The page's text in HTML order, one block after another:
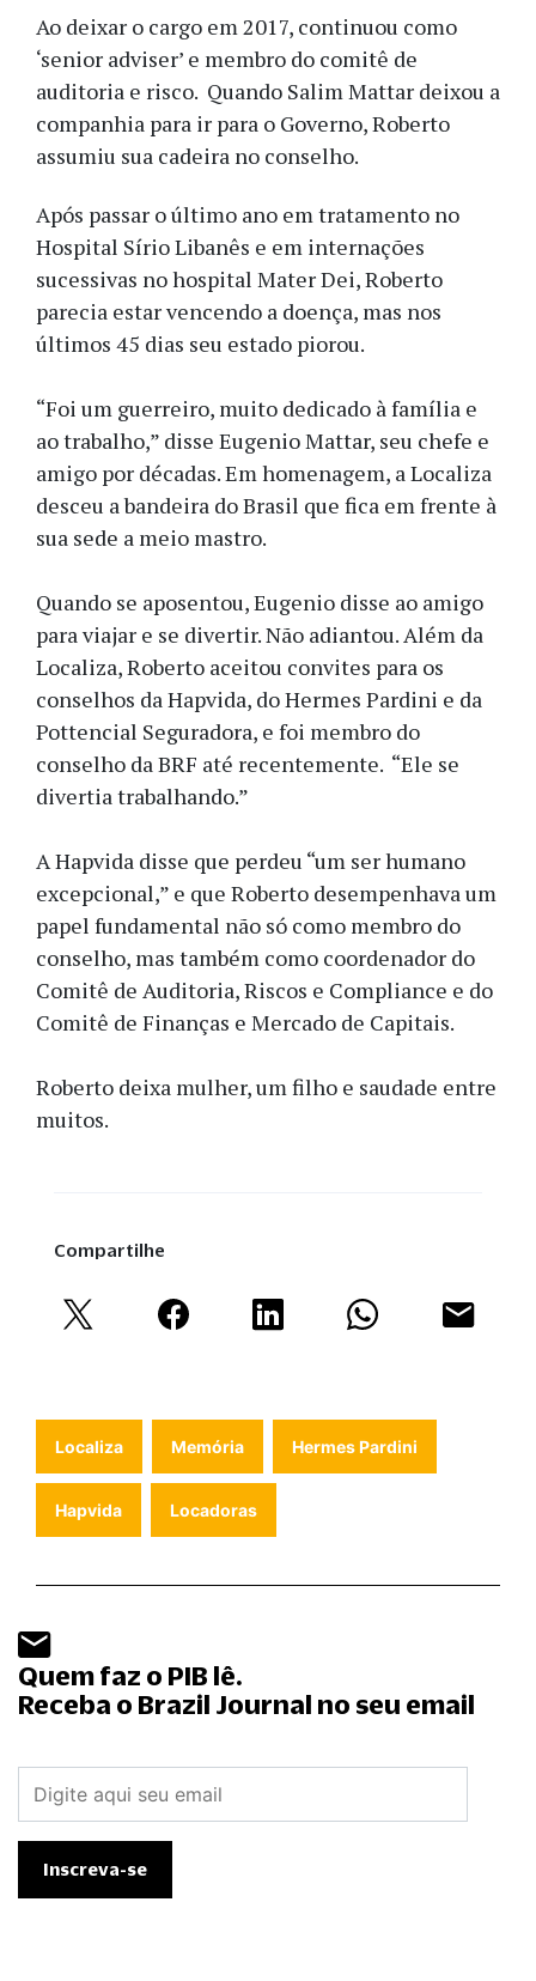
Ao deixar o cargo em 2017, continuou como
‘senior adviser’ e membro do comitê de
auditoria e risco. Quando Salim Mattar deixou a
companhia para ir para o Governo, Roberto
assumiu sua cadeira no conselho.
Após passar o último ano em tratamento no
Hospital Sírio Libanês e em internações
sucessivas no hospital Mater Dei, Roberto
parecia estar vencendo a doença, mas nos
últimos 45 dias seu estado piorou.
“Foi um guerreiro, muito dedicado à família e
ao trabalho,” disse Eugenio Mattar, seu chefe e
amigo por décadas. Em homenagem, a Localiza
desceu a bandeira do Brasil que fica em frente à
sua sede a meio mastro.
Quando se aposentou, Eugenio disse ao amigo
para viajar e se divertir. Não adiantou. Além da
Localiza, Roberto aceitou convites para os
conselhos da Hapvida, do Hermes Pardini e da
Pottencial Seguradora, e foi membro do
conselho da BRF até recentemente. “Ele se
divertia trabalhando.”
A Hapvida disse que perdeu “um ser humano
excepcional,” e que Roberto desempenhava um
papel fundamental não só como membro do
conselho, mas também como coordenador do
Comitê de Auditoria, Riscos e Compliance e do
Comitê de Finanças e Mercado de Capitais.
Roberto deixa mulher, um filho e saudade entre
muitos.
Compartilhe
Localiza Memória Hermes Pardini
Hapvida Locadoras
Quem faz o PIB lê.
Receba o Brazil Journal no seu email